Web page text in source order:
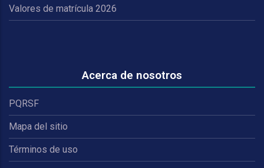
Valores de matrícula 2026
Acerca de nosotros
PQRSF
Mapa del sitio
Términos de uso